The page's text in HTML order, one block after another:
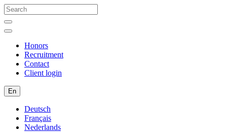
Honors
Recruitment
Contact
Client login
En
Deutsch
Français
Nederlands